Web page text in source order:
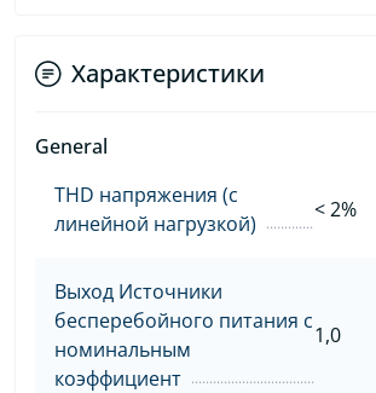
Характеристики
General
THD напряжения (с
линейной нагрузкой)
< 2%
Выход Источники
бесперебойного питания с
номинальным
коэффициент
1,0